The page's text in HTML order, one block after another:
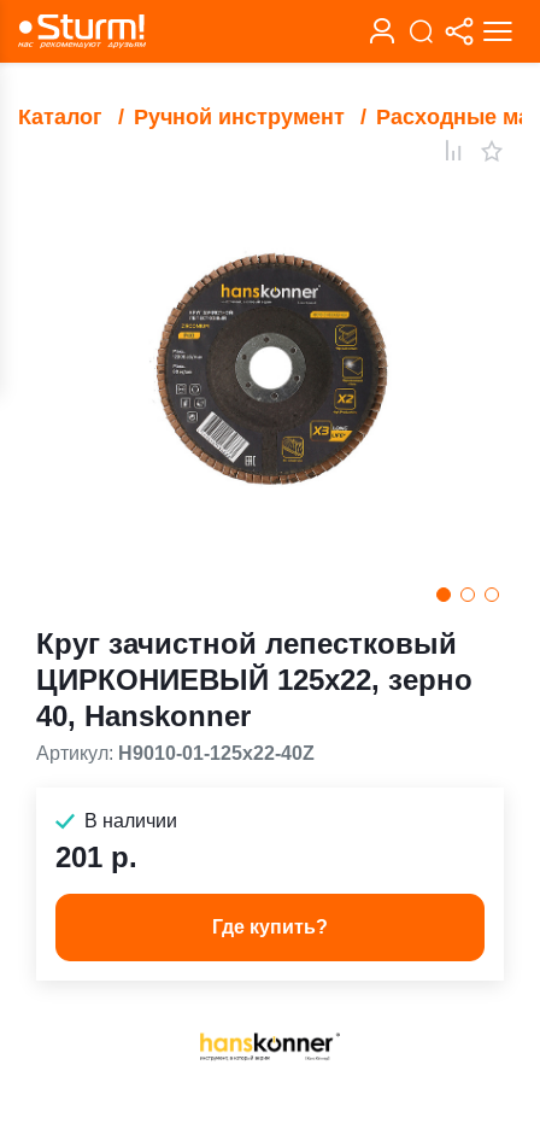
Каталог Ручной инструмент Расходные
Круг зачистной лепестковый
ЦИРКОНИЕВЫЙ 125х22, зерно
40, Hanskonner
Артикул: H9010-01-125x22-40Z
В наличии
201 р.
Где купить?